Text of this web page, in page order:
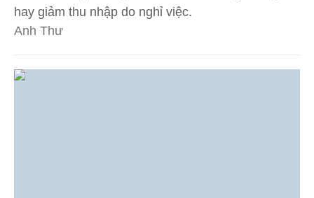
hay giảm thu nhập do nghỉ việc.
Anh Thư